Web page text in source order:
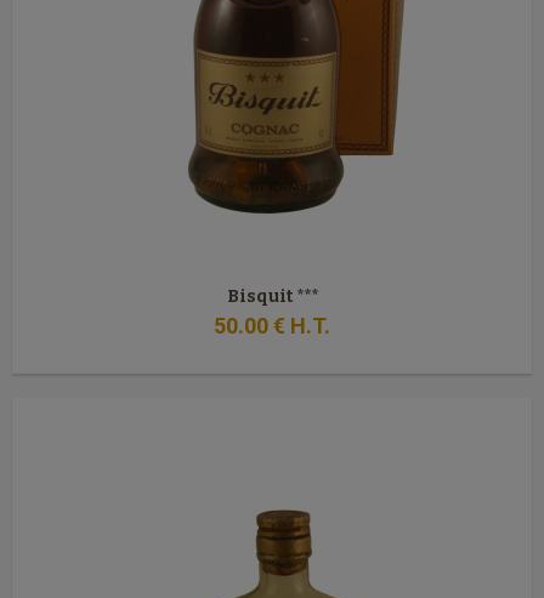
Bisquit ***
50.00€ H.T.